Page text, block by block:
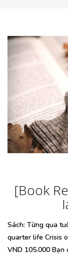
[Book
Sách: Từng qua
quarter life Crisis
VND 105.000